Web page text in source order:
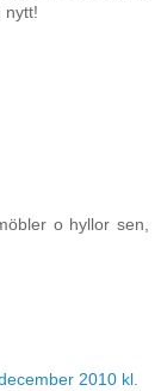
nytt!
o hyllor sen,
2010 kl.